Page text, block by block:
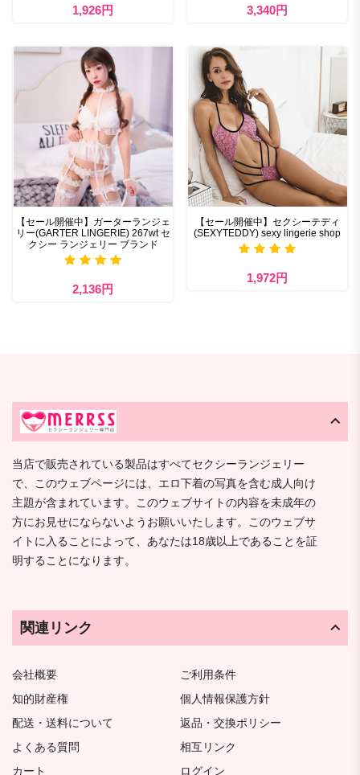
1,926円 3,340円
【セール開催中】ガーターランジェ
リー(GARTER LINGERIE) 267wt セ
クシー ランジェリー ブランド
2,136円
【セール開催中】セクシーテディ
(SEXYTEDDY) sexy lingerie shop
1,972円
当店で販売されている製品はすべてセクシーランジェリー
で、このウェブページには、エロ下着の写真を含む成人向け
主題が含まれています。このウェブサイトの内容を未成年の
方にお見せにならないようお願いいたします。このウェブサ
イトに入ることによって、あなたは18歳以上であることを証
明することになります。
関連リンク
会社概要
ご利用条件
知的財産権
個人情報保護方針
配送・送料について
返品・交換ポリシー
よくある質問
相互リンク
カート
ログイン